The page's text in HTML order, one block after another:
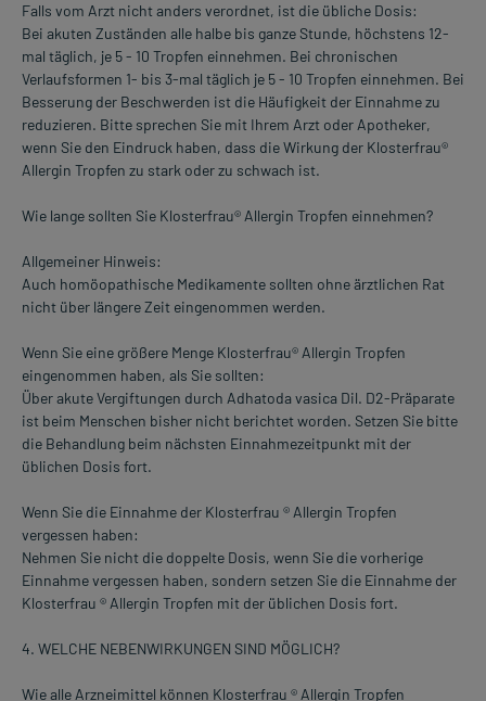
Falls vom Arzt nicht anders verordnet, ist die übliche Dosis:
Bei akuten Zuständen alle halbe bis ganze Stunde, höchstens 12-
mal täglich, je 5 - 10 Tropfen einnehmen. Bei chronischen
Verlaufsformen 1- bis 3-mal täglich je 5 - 10 Tropfen einnehmen. Bei
Besserung der Beschwerden ist die Häufigkeit der Einnahme zu
reduzieren. Bitte sprechen Sie mit Ihrem Arzt oder Apotheker,
wenn Sie den Eindruck haben, dass die Wirkung der Klosterfrau®
Allergin Tropfen zu stark oder zu schwach ist.
Wie lange sollten Sie Klosterfrau® Allergin Tropfen einnehmen?
Allgemeiner Hinweis:
Auch homöopathische Medikamente sollten ohne ärztlichen Rat
nicht über längere Zeit eingenommen werden.
Wenn Sie eine größere Menge Klosterfrau® Allergin Tropfen
eingenommen haben, als Sie sollten:
Über akute Vergiftungen durch Adhatoda vasica Dil. D2-Präparate
ist beim Menschen bisher nicht berichtet worden. Setzen Sie bitte
die Behandlung beim nächsten Einnahmezeitpunkt mit der
üblichen Dosis fort.
Wenn Sie die Einnahme der Klosterfrau ® Allergin Tropfen
vergessen haben:
Nehmen Sie nicht die doppelte Dosis, wenn Sie die vorherige
Einnahme vergessen haben, sondern setzen Sie die Einnahme der
Klosterfrau ® Allergin Tropfen mit der üblichen Dosis fort.
4. WELCHE NEBENWIRKUNGEN SIND MÖGLICH?
Wie alle Arzneimittel können Klosterfrau ® Allergin Tropfen